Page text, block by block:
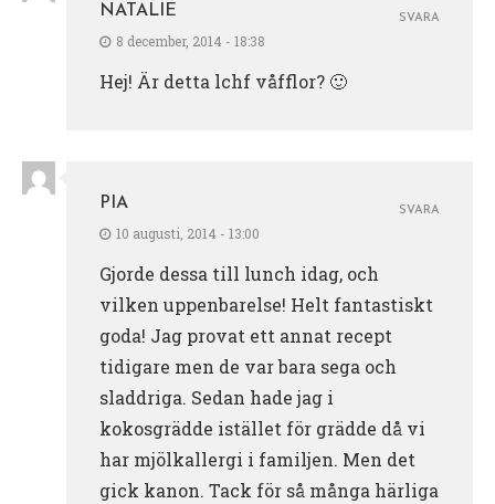
NATALIE
8 december, 2014 - 18:38
Hej! Är detta lchf våfflor? 🙂
SVARA
PIA
10 augusti, 2014 - 13:00
Gjorde dessa till lunch idag, och
vilken uppenbarelse! Helt fantastiskt
goda! Jag provat ett annat recept
tidigare men de var bara sega och
sladdriga. Sedan hade jag i
kokosgrädde istället för grädde då vi
har mjölkallergi i familjen. Men det
gick kanon. Tack för så många härliga
SVARA